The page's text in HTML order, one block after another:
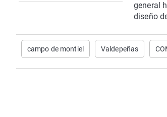
general
diseño
campo de montiel Valdepeñas